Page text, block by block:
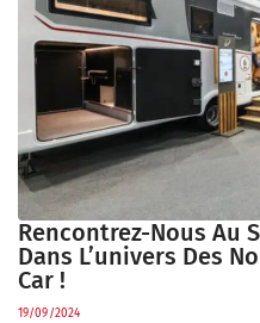
Rencontrez-Nous Au
Dans L’univers Des
Car !
19/09/2024